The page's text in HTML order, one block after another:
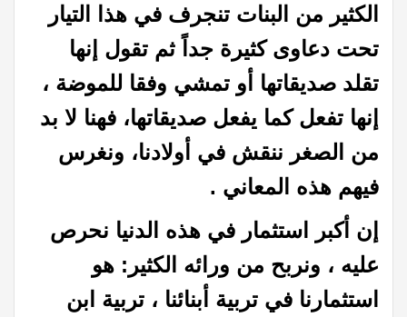
الكثير من البنات تنجرف في هذا التيار
تحت دعاوى كثيرة جداً ثم تقول إنها
تقلد صديقاتها أو تمشي وفقا للموضة ،
إنها تفعل كما يفعل صديقاتها، فهنا لا بد
من الصغر ننقش في أولادنا، ونغرس
فيهم هذه المعاني .
إن أكبر استثمار في هذه الدنيا نحرص
عليه ، ونربح من ورائه الكثير: هو
استثمارنا في تربية أبنائنا ، تربية ابن